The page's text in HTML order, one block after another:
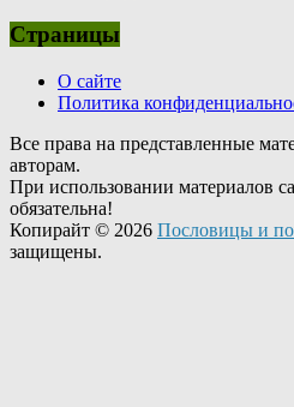
Страницы
О сайте
Политика
Все права на представленные
авторам.
При использовании материалов
обязательна!
Копирайт © 2026 Пословицы и
защищены.